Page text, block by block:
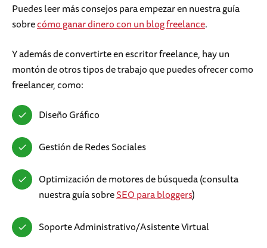
Puedes leer más consejos para empezar en nuestra guía
sobrecómo ganar dinero con un blog freelance.
Y además de convertirte en escritor freelance, hay un
montón de otros tipos de trabajo que puedes ofrecer como
freelancer, como:
Diseño Gráfico
Gestión de Redes Sociales
Optimización de motores de búsqueda (consulta
nuestra guía sobreSEO para bloggers)
Soporte Administrativo/Asistente Virtual